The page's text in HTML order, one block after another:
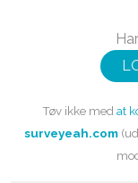
Tøv ikke med at
surveyeah.com